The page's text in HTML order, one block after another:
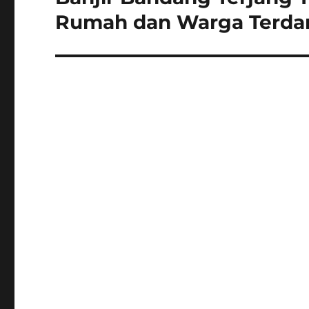
post:
Rumah dan Warga